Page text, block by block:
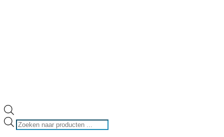
Producten
zoeken